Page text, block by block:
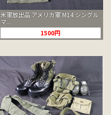
米軍放出品 アメリカ軍 M14 シングル
マ...
1500円